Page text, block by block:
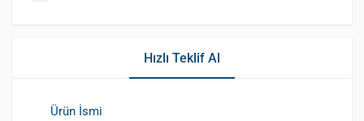
Hızlı Teklif Al
Ürün İsmi